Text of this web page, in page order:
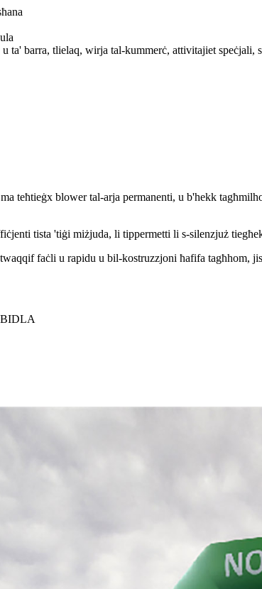
ta' barra, tlielaq, wirja tal-kummerċ, attivitajiet speċjali,
teħtieġx blower tal-arja permanenti, u b'hekk
tista 'tiġi miżjuda, li tippermetti li s-silenzjuż
faċli u rapidu u bil-kostruzzjoni ħafifa tagħhom,